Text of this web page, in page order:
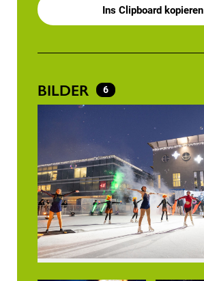
Ins Clipboard kopieren
BILDER 6